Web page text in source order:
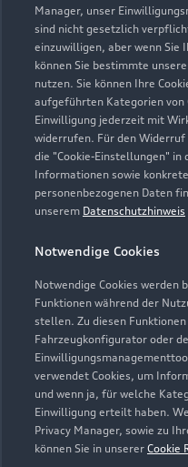
Manager, unser
sind nicht gesetzlich
einzuwilligen, aber wenn Sie
können Sie bestimmte
nutzen. Sie können Ihre
aufgeführten Kategorien von
Einwilligung jederzeit mit
widerrufen. Für den
die "Cookie-Einstellungen"
Informationen sowie
personenbezogenen Daten
unserem Datenschutzhinweis
Notwendige Cookies
Notwendige Cookies werden
Funktionen während der
stellen. Zu diesen
Fahrzeugkonfigurator oder
verwendet Cookies, um
und wenn ja, für welche
Einwilligung erteilt haben.
Privacy Manager, sowie zu
können Sie in unserer Cookie
Zur Reparatur
Zur Inspektion
Modelle